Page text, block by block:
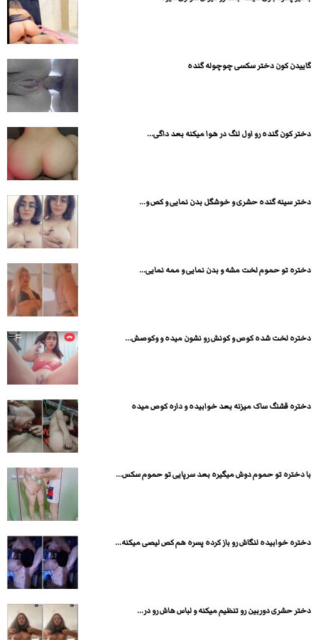
گاییدن کون دختر سکسی چوچوله گنده
دختر کون گنده رو اول لنگ در هوا میکنه بعد داگی...
دختر سینه گنده حشری و خوشگل بدن نمایی و کص و...
دختره تو حموم لخت مشه و بدن نمایی و ممه نمایی...
دختره لخت شده کوص و کونش رو نشون میده و وکوصش...
دختره قشنگ ساک میزنه بعد خوابیده و داره کوص میده
با دختره تو حموم دوش میگیره بعد سرپایی تو حموم سکس...
دختره خوابیده لنگاش رو باز کرده پسره هم کص لیصی میکنه...
دختر حشری دوربین رو تنظیم میکنه و لباس هاش رو در...